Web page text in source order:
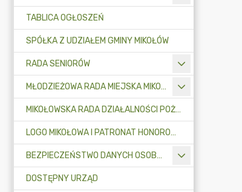
TABLICA OGŁOSZEŃ
SPÓŁKA Z UDZIAŁEM GMINY MIKOŁÓW
RADA SENIORÓW
MŁODZIEŻOWA RADA MIEJSKA MIKOŁOWA
MIKOŁOWSKA RADA DZIAŁALNOŚCI POŻYTKU PUBLICZNEGO
LOGO MIKOŁOWA I PATRONAT HONOROWY BURMISTRZA MIKOŁOWA
BEZPIECZEŃSTWO DANYCH OSOBOWYCH
DOSTĘPNY URZĄD